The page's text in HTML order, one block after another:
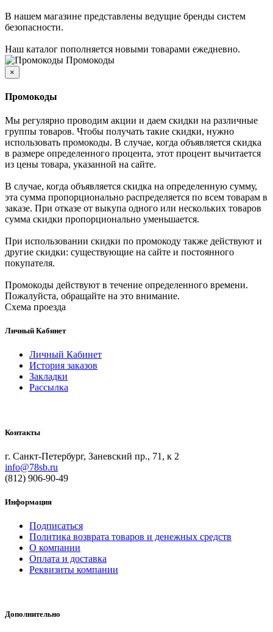
В нашем магазине представлены ведущие бренды систем
безопасности.
Наш каталог пополняется новыми товарами ежедневно.
Промокоды
×
Промокоды
Мы регулярно проводим акции и даем скидки на различные
группы товаров. Чтобы получать такие скидки, нужно
использовать промокоды. В случае, когда объявляется скидка
в размере определенного процента, этот процент вычитается
из цены товара, указанной на сайте.
В случае, когда объявляется скидка на определенную сумму,
эта сумма пропорционально распределяется по всем товарам в
заказе. При отказе от выкупа одного или нескольких товаров
сумма скидки пропорционально уменьшается.
При использовании скидки по промокоду также действуют и
другие скидки: существующие на сайте и постоянного
покупателя.
Промокоды действуют в течение определенного времени.
Пожалуйста, обращайте на это внимание.
Схема проезда
Личный Кабинет
Личный Кабинет
История заказов
Закладки
Рассылка
Контакты
г. Санкт-Петербург, Заневский пр., 71, к 2
info@78sb.ru
(812) 906-90-49
Информация
Подписаться
Политика возврата товаров и денежных средств
О компании
Оплата и доставка
Реквизиты компании
Дополнительно